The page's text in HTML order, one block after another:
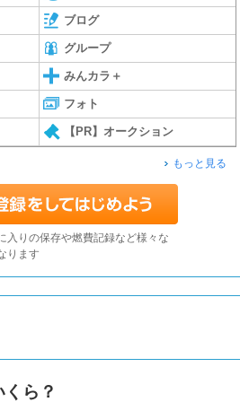
ブログ
グループ
みんカラ＋
フォト
【PR】オークション
もっと見る
入りの保存や燃費記録など様々な
ります
ら？